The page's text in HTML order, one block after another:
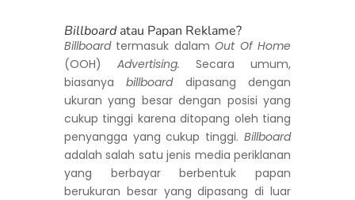
Billboardatau Papan Reklame?
Billboardtermasuk dalamOut Of Home
(OOH) Advertising. Secara umum,
biasanyabillboarddipasang dengan
ukuran yang besar dengan posisi yang
cukup tinggi karena ditopang oleh tiang
penyangga yang cukup tinggi.Billboard
adalah salah satu jenis media periklanan
yang berbayar berbentuk papan
berukuran besar yang dipasang di luar